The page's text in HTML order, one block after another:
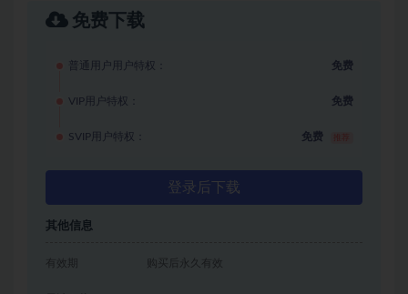
免费下载
普通用户用户特权： 免费
VIP用户特权： 免费
SVIP用户特权： 免费
登录后下载
其他信息
有效期 购买后永久有效